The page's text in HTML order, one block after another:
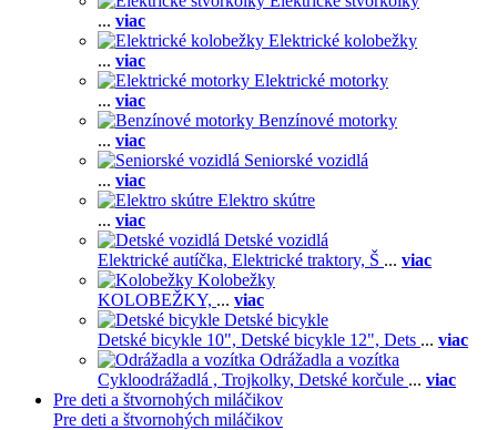
... viac
Elektrické kolobežky
... viac
Elektrické motorky
... viac
Benzínové motorky
... viac
Seniorské vozidlá
... viac
Elektro skútre
... viac
Detské vozidlá
Elektrické autíčka, Elektrické traktory, Š ... viac
Kolobežky
KOLOBEŽKY, ... viac
Detské bicykle
Detské bicykle 10", Detské bicykle 12", Dets ... viac
Odrážadla a vozítka
Cykloodrážadlá , Trojkolky, Detské korčule ... viac
Pre deti a štvornohých miláčikov
Pre deti a štvornohých miláčikov